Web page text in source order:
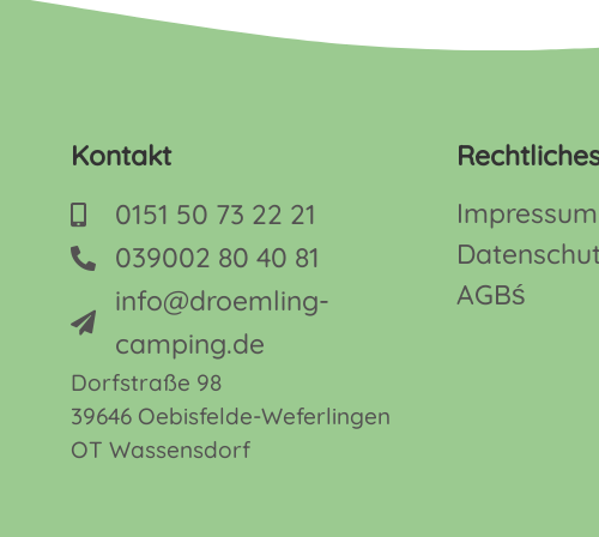
Kontakt
0151 50 73 22 21
039002 80 40 81
info@droemling-
camping.de
Dorfstraße 98
39646 Oebisfelde-Weferlingen
OT Wassensdorf
Impressum
AGBś